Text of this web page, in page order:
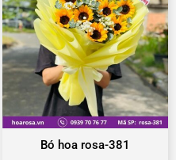
Bó hoa rosa-381